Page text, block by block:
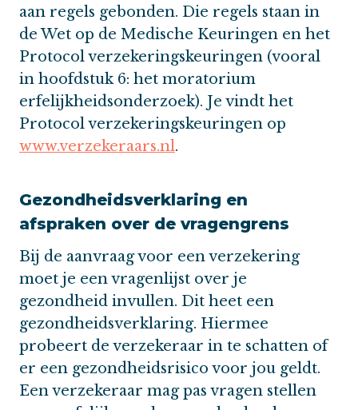
aan regels gebonden. Die regels staan in
de Wet op de Medische Keuringen en het
Protocol verzekeringskeuringen (vooral
in hoofdstuk 6: het moratorium
erfelijkheidsonderzoek). Je vindt het
Protocol verzekeringskeuringen op
www.verzekeraars.nl.
Gezondheidsverklaring en
afspraken over de vragengrens
Bij de aanvraag voor een verzekering
moet je een vragenlijst over je
gezondheid invullen. Dit heet een
gezondheidsverklaring. Hiermee
probeert de verzekeraar in te schatten of
er een gezondheidsrisico voor jou geldt.
Een verzekeraar mag pas vragen stellen